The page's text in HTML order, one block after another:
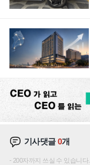
기사댓글0개
200자까지 쓰실 수 있습니다